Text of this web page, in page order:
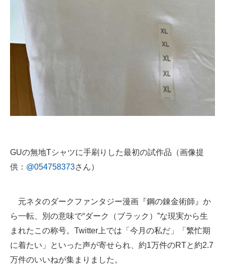
モノづくり技術者専門サイト
エレクトロニクス専門サイト
電子設計の基本と応用
エネルギーの専門メディア
ちょっと気になるネットの話題
GUの無地Tシャツに手刷りした最初の試作品（画像提
供： @054758373さん）
元ネタのダークファンタジー漫画『鋼の錬金術師』か
ら一転、別の意味で“ダーク（ブラック）”な現実から生
まれたこの称号。Twitter上では「今月の私だ」「繁忙期
に着たい」といった声が寄せられ、約1万件のRTと約2.7
万件のいいねが集まりました。